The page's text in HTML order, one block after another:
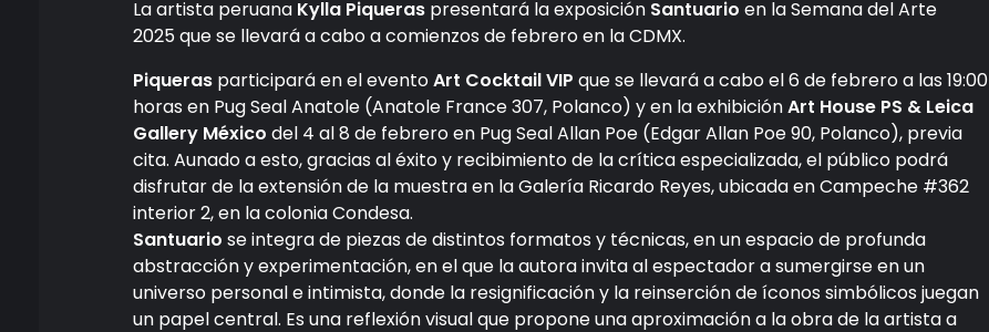
La artista peruana Kylla Piqueras presentará la exposición Santuario en la Semana del Arte
2025 que se llevará a cabo a comienzos de febrero en la CDMX.
Piqueras participará en el eventoArt Cocktail VIP que se llevará a cabo el 6 de febrero a las 19:00
horas en Pug Seal Anatole (Anatole France 307, Polanco) y en la exhibiciónArt House PS & Leica
Gallery México del 4 al 8 de febrero en Pug Seal Allan Poe (Edgar Allan Poe 90, Polanco), previa
cita. Aunado a esto, gracias al éxito y recibimiento de la crítica especializada, el público podrá
disfrutar de la extensión de la muestra en la Galería Ricardo Reyes, ubicada en Campeche #362
interior 2, en la colonia Condesa.
Santuario se integra de piezas de distintos formatos y técnicas, en un espacio de profunda
abstracción y experimentación, en el que la autora invita al espectador a sumergirse en un
universo personal e intimista, donde la resignificación y la reinserción de íconos simbólicos juegan
un papel central. Es una reflexión visual que propone una aproximación a la obra de la artista a